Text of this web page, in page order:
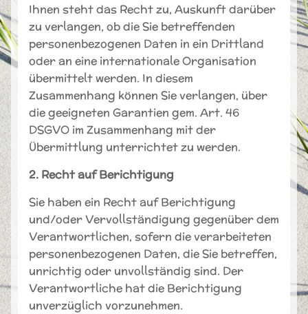
Ihnen steht das Recht zu, Auskunft darüber
zu verlangen, ob die Sie betreffenden
personenbezogenen Daten in ein Drittland
oder an eine internationale Organisation
übermittelt werden. In diesem
Zusammenhang können Sie verlangen, über
die geeigneten Garantien gem. Art. 46
DSGVO im Zusammenhang mit der
Übermittlung unterrichtet zu werden.
2. Recht auf Berichtigung
Sie haben ein Recht auf Berichtigung
und/oder Vervollständigung gegenüber dem
Verantwortlichen, sofern die verarbeiteten
personenbezogenen Daten, die Sie betreffen,
unrichtig oder unvollständig sind. Der
Verantwortliche hat die Berichtigung
unverzüglich vorzunehmen.